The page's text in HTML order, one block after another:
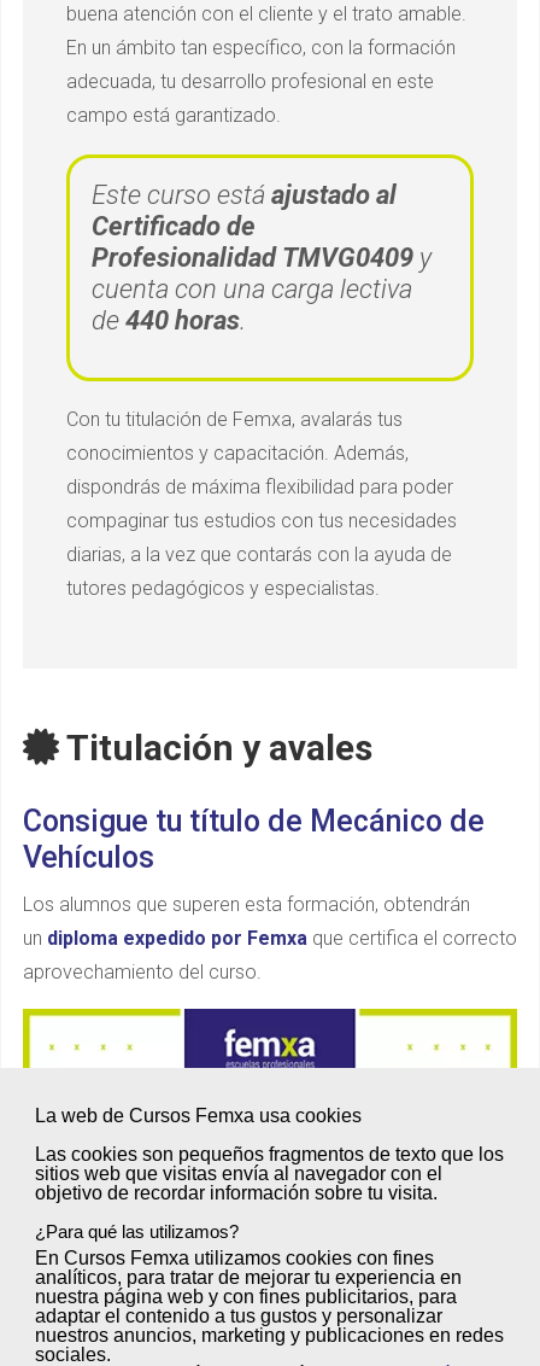
La web de Cursos Femxa usa cookies
Las cookies son pequeños fragmentos de textoque los
sitios web que visitas envía al navegadorcon el
objetivo de recordar información sobre tu visita.
¿Para qué las utilizamos?
En Cursos Femxa utilizamos cookies con fines
analíticos, para tratar de mejorar tu experiencia en
nuestra página web y con fines publicitarios, para
adaptar el contenido a tus gustos y personalizar
nuestros anuncios, marketing y publicaciones en redes
sociales.
buena atención con el cliente y el trato amable.
En un ámbito tan específico, con la formación
adecuada, tu desarrollo profesional en este
campo está garantizado.
Este curso está ajustado al
Certificado de
Profesionalidad TMVG0409 y
cuenta con una carga lectiva
de 440 horas.
Con tu titulación de Femxa, avalarás tus
conocimientos y capacitación. Además,
dispondrás de máxima flexibilidad para poder
compaginar tus estudios con tus necesidades
diarias, a la vez que contarás con la ayuda de
tutores pedagógicos y especialistas.
Titulación y avales
Consigue tu título de Mecánico de
Vehículos
Los alumnos que superen esta formación, obtendrán
un diploma expedido por Femxa que certifica el correcto
aprovechamiento del curso.